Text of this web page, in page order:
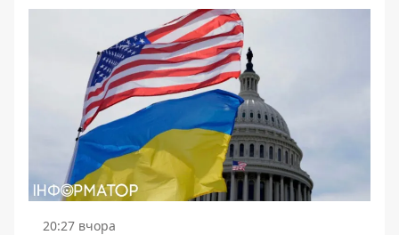
20:27 вчора